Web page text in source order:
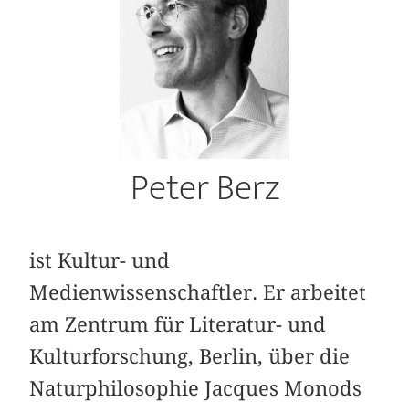
Peter Berz
ist Kultur- und
Medienwissenschaftler. Er arbeitet
am Zentrum für Literatur- und
Kulturforschung, Berlin, über die
Naturphilosophie Jacques Monods